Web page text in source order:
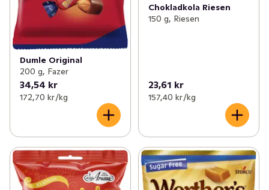
Dumle Original
200 g, Fazer
34,54 kr
172,70 kr /kg
Chokladkola Riesen
150 g, Riesen
23,61 kr
157,40 kr /kg